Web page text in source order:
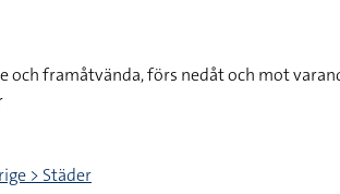
och framåtvända, förs nedåt och mot
> Städer